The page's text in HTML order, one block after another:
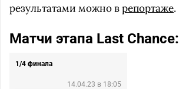
результатами можно врепортаже.
Матчи этапа Last Chance:
1/4 финала
14.04.23 в 18:05